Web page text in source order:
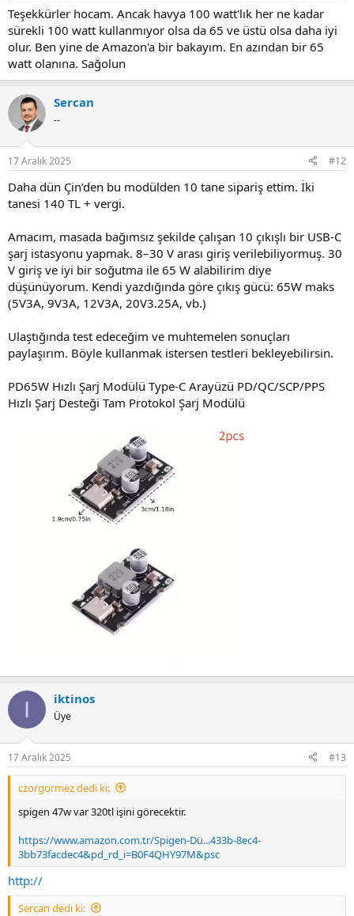
Teşekkürler hocam. Ancak havya 100 watt'lık her ne kadar
sürekli 100 watt kullanmıyor olsa da 65 ve üstü olsa daha iyi
olur. Ben yine de Amazon'a bir bakayım. En azından bir 65
watt olanına. Sağolun
Sercan
--
17 Aralık 2025 #12
Daha dün Çin’den bu modülden 10 tane sipariş ettim. İki
tanesi 140 TL + vergi.
Amacım, masada bağımsız şekilde çalışan 10 çıkışlı bir USB-C
şarj istasyonu yapmak. 8–30 V arası giriş verilebiliyormuş. 30
V giriş ve iyi bir soğutma ile 65 W alabilirim diye
düşünüyorum. Kendi yazdığında göre çıkış gücü: 65W maks
(5V3A, 9V3A, 12V3A, 20V3.25A, vb.)
Ulaştığında test edeceğim ve muhtemelen sonuçları
paylaşırım. Böyle kullanmak istersen testleri bekleyebilirsin.
PD65W Hızlı Şarj Modülü Type-C Arayüzü PD/QC/SCP/PPS
Hızlı Şarj Desteği Tam Protokol Şarj Modülü
I iktinos
Üye
17 Aralık 2025 #13
czorgormez dedi ki:
spigen 47w var 320tl işini görecektir.
https://www.amazon.com.tr/Spigen-Dü...433b-8ec4-
3bb73facdec4&pd_rd_i=B0F4QHY97M&psc
http://
Sercan dedi ki: